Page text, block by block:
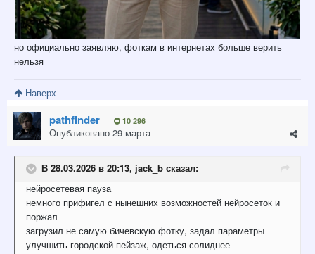
но официально заявляю, фоткам в интернетах больше верить
нельзя
Наверх
pathfinder 10 296
Опубликовано 29 марта
В 28.03.2026 в 20:13, jack_b сказал:
нейросетевая пауза
немного прифигел с нынешних возможностей нейросеток и
поржал
загрузил не самую бичевскую фотку, задал параметры
улучшить городской пейзаж, одеться солиднее